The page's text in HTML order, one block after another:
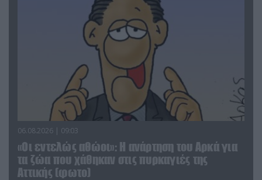
06.08.2026 | 09:03
«Οι εντελώς αθώοι»: Η ανάρτηση του Αρκά για
τα ζώα που χάθηκαν στις πυρκαγιές της
Αττικής (φωτο)